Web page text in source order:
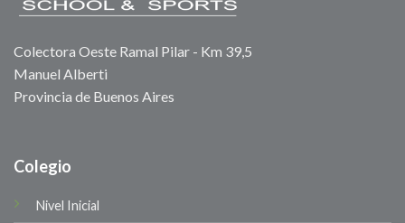
Colectora Oeste Ramal Pilar - Km 39,5
Manuel Alberti
Provincia de Buenos Aires
Colegio
Nivel Inicial